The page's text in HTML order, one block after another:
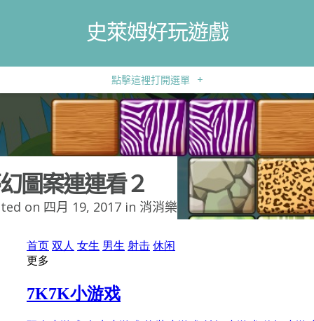
史萊姆好玩遊戲
點擊這裡打開選單 +
圖案連連看２
on 四月 19, 2017 in 消消樂